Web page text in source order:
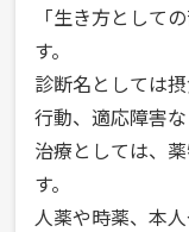
「生き方として
す。
診断名としては
行動、適応障害
治療としては、
す。
人薬や時薬、本